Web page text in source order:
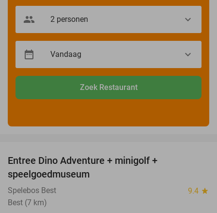
Zoek Restaurant
Entree Dino Adventure + minigolf +
speelgoedmuseum
Spelebos Best 9.4 star
Best (7 km)